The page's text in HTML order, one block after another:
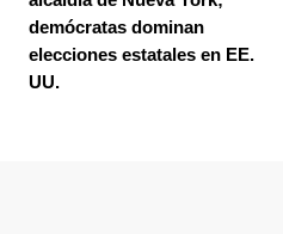
demócratas dominan
elecciones estatales en EE.
UU.